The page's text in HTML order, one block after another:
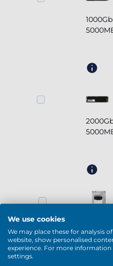
We use cookies
We may place these for analysis
website, show personalised
experience. For more
settings.